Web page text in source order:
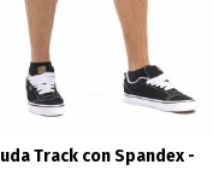
Track con Spandex -